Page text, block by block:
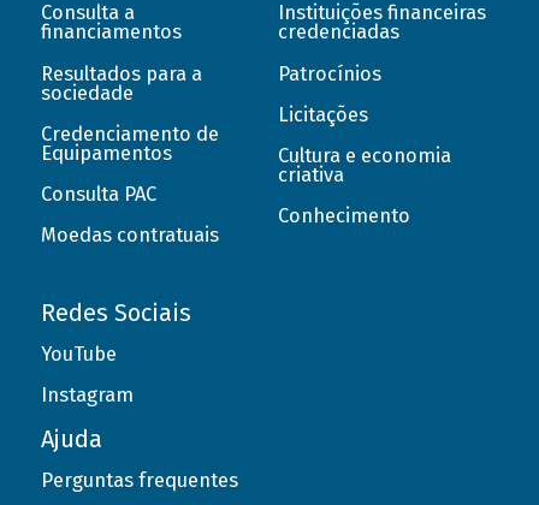
Consulta a
financiamentos
Resultados para a
sociedade
Credenciamento de
Equipamentos
Consulta PAC
Moedas contratuais
Instituições financeiras
credenciadas
Patrocínios
Licitações
Cultura e economia
criativa
Conhecimento
Redes Sociais
YouTube
Instagram
Ajuda
Perguntas frequentes